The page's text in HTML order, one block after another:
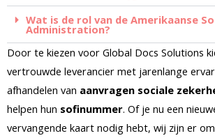
Wat is de rol van de Amerikaanse
Administration?
Door te kiezen voor Global Docs Solutions
vertrouwde leverancier met jarenlange
afhandelen van aanvragen sociale
helpen hun sofinummer. Of je nu een
vervangende kaart nodig hebt, wij zijn er